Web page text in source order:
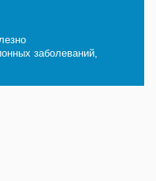
заболеваний,